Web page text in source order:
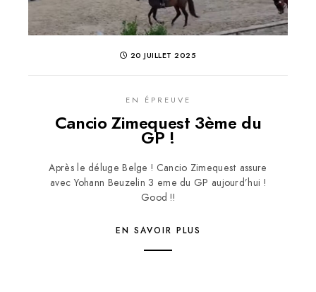
20 JUILLET 2025
EN ÉPREUVE
Cancio Zimequest 3ème du
GP !
Après le déluge Belge ! Cancio Zimequest assure
avec Yohann Beuzelin 3 eme du GP aujourd’hui !
Good !!
EN SAVOIR PLUS